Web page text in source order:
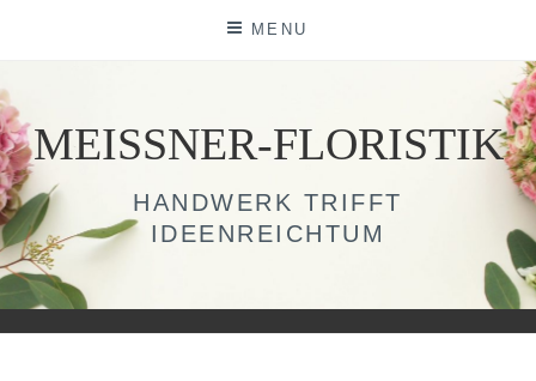
MENU
MEISSNER-FLORISTIK
HANDWERK TRIFFT
IDEENREICHTUM